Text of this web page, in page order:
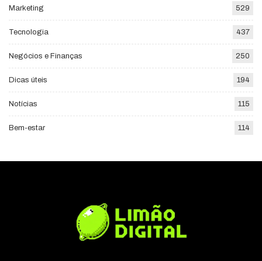
Marketing 529
Tecnologia 437
Negócios e Finanças 250
Dicas úteis 194
Notícias 115
Bem-estar 114